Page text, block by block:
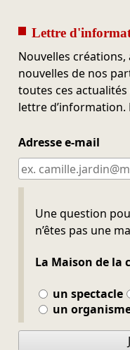
Lettre
Nouvelles
nouvelles de nos
toutes ces
lettre d’information.
Adresse e-mail
Une question
n’êtes pas une
La Maison de la
un spectacle
un
Ne pas remplir